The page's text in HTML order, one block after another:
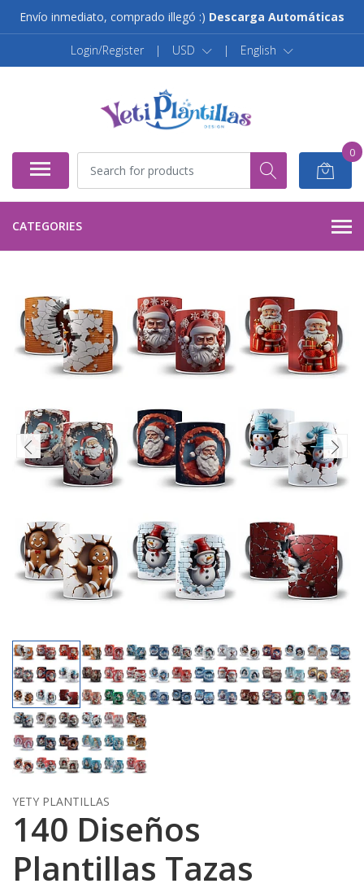
Envío inmediato, comprado illegó :) Descarga Automáticas
Login/Register | USD | English
0
CATEGORIES
YETY PLANTILLAS
140 Diseños
Plantillas Tazas